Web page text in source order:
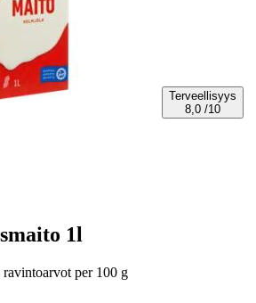
Terveellisyys
8,0 /10
1l
per 100 g